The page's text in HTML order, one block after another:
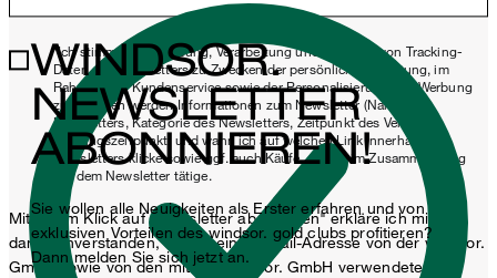
*Ich stimme der Erhebung, Verarbeitung und Nutzung von Tracking-
Daten des Newsletters zu Zwecken der persönlichen Beratung, im
Rahmen des Kundenservice sowie der Personalisierung von Werbung
zu. Erhoben werden Informationen zum Newsletter (Name des
Newsletters, Kategorie des Newsletters, Zeitpunkt des Versands,
Öffnungszeitpunkt) und wann ich auf welchen Link innerhalb des
Newsletters klicke sowie ggf. auch Käufe, die ich im Zusammenhang
mit dem Newsletter tätige.
Mit einem Klick auf „Newsletter abonnieren" erkläre ich mich
damit einverstanden, dass meine E-Mail-Adresse von der windsor.
GmbH sowie von den mit der windsor. GmbH verwendeten
WINDSOR.
NEWSLETTER
ABONNIEREN!
Sie wollen alle Neuigkeiten als Erster erfahren und von
exklusiven Vorteilen des windsor. gold clubs profitieren?
Dann melden Sie sich jetzt an.